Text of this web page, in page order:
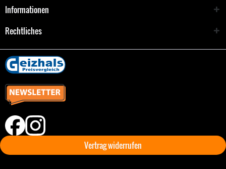
Informationen
Rechtliches
Vertrag widerrufen